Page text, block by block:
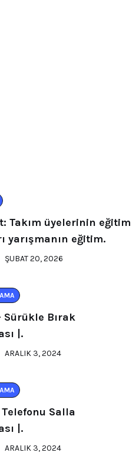
Takım üyelerinin eğitim
yarışmanın eğitim.
ŞUBAT 20, 2026
Sürükle Bırak
|.
ARALIK 3, 2024
Telefonu Salla
|.
ARALIK 3, 2024